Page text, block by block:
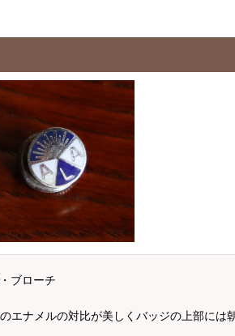
ブローチ
ナメルの対比が美しくバッジの上部には